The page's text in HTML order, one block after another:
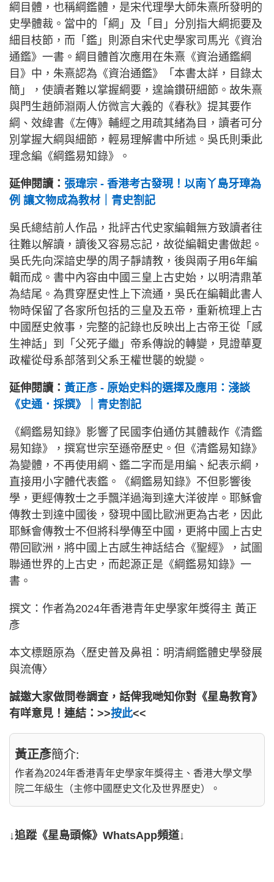
綱目體，也稱綱鑑體，是宋代理學大師朱熹所發明的
史學體裁。當中的「綱」及「目」分別指大綱扼要及
細目枝節，而「鑑」則源自宋代史學家司馬光《資治
通鑑》一書。綱目體首次應用在朱熹《資治通鑑綱
目》中，朱熹認為《資治通鑑》「本書太詳，目錄太
簡」，使讀者難以掌握綱要，遑論鑽研細節。故朱熹
與門生趙師淵兩人仿微言大義的《春秋》提其要作
綱、效緯書《左傳》輔經之用疏其緒為目，讀者可分
別掌握大綱與細節，輕易理解書中所述。吳氏則秉此
理念編《綱鑑易知錄》。
延伸閱讀： 張瑋宗 - 香港考古發現！以南丫島牙璋為
例 讓文物成為教材｜青史劄記
吳氏總結前人作品，批評古代史家編輯無方致讀者往
往難以解讀，讀後又容易忘記，故從編輯史書做起。
吳氏先向深諳史學的周子靜請教，後與兩子用6年編
輯而成。書中內容由中國三皇上古史始，以明清鼎革
為結尾。為貫穿歷史性上下流通，吳氏在編輯此書人
物時保留了各家所包括的三皇及五帝，重新梳理上古
中國歷史敘事，完整的記錄也反映出上古帝王從「感
生神話」到「父死子繼」帝系傳說的轉變，見證華夏
政權從母系部落到父系王權世襲的蛻變。
延伸閱讀： 黃正彥 - 原始史料的選擇及應用：淺談
《史通．採撰》｜青史劄記
《綱鑑易知錄》影響了民國李伯通仿其體裁作《清鑑
易知錄》，撰寫世宗至遜帝歷史。但《清鑑易知錄》
為變體，不再使用綱、鑑二字而是用編、紀表示綱，
直接用小字體代表鑑。《綱鑑易知錄》不但影響後
學，更經傳教士之手飄洋過海到達大洋彼岸。耶穌會
傳教士到達中國後，發現中國比歐洲更為古老，因此
耶穌會傳教士不但將科學傳至中國，更將中國上古史
帶回歐洲，將中國上古感生神話結合《聖經》，試圖
聯通世界的上古史，而起源正是《綱鑑易知錄》一
書。
撰文：作者為2024年香港青年史學家年獎得主 黃正
彥
本文標題原為〈歷史普及鼻祖：明清綱鑑體史學發展
與流傳〉
誠邀大家做問卷調查，話俾我哋知你對《星島教育》
有咩意見！連結：>>按此<<
黃正彥簡介:
作者為2024年香港青年史學家年獎得主、香港大學文學
院二年級生（主修中國歷史文化及世界歷史）。
↓追蹤《星島頭條》WhatsApp頻道↓